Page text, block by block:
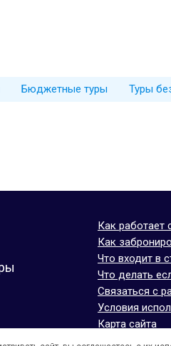
Бюджетные туры Туры
Как работает
Как
Что входит в
Что делать
Связаться с
Условия
Карта сайта